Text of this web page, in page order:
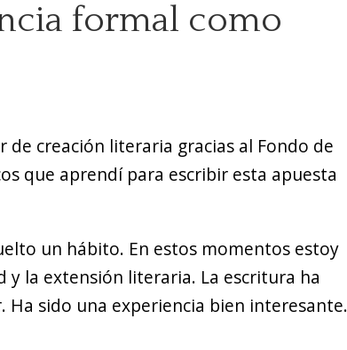
formal como
creación literaria gracias al Fondo de
que aprendí para escribir esta apuesta
un hábito. En estos momentos estoy
y la extensión literaria. La escritura ha
sido una experiencia bien interesante.